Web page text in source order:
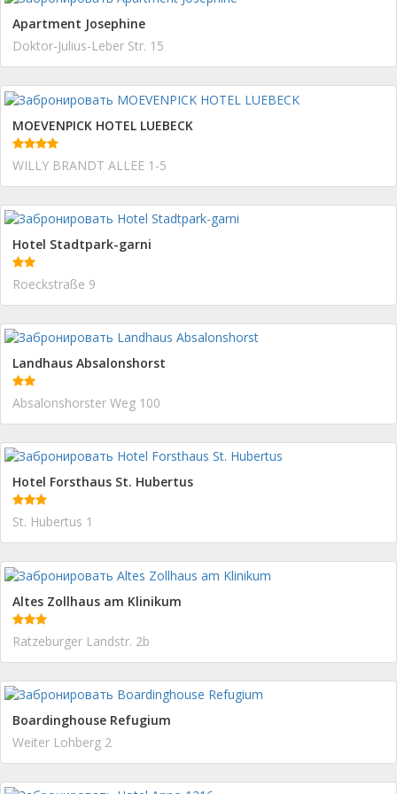
Apartment Josephine
Doktor-Julius-Leber Str. 15
MOEVENPICK HOTEL LUEBECK
WILLY BRANDT ALLEE 1-5
Hotel Stadtpark-garni
Roeckstraße 9
Landhaus Absalonshorst
Absalonshorster Weg 100
Hotel Forsthaus St. Hubertus
St. Hubertus 1
Altes Zollhaus am Klinikum
Ratzeburger Landstr. 2b
Boardinghouse Refugium
Weiter Lohberg 2